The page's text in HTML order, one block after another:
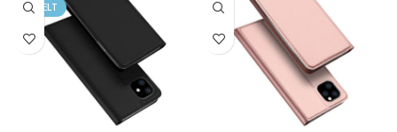
KIEMELT